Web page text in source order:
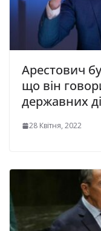
Арестович
що він
державних
28 Квітня, 2022